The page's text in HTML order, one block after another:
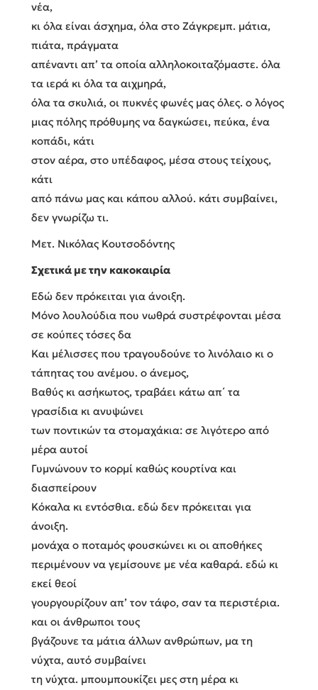
νέα,
κι όλα είναι άσχημα, όλα στο Ζάγκρεμπ. μάτια,
πιάτα, πράγματα
απέναντι απ’ τα οποία αλληλοκοιταζόμαστε. όλα
τα ιερά κι όλα τα αιχμηρά,
όλα τα σκυλιά, οι πυκνές φωνές μας όλες. ο λόγος
μιας πόλης πρόθυμης να δαγκώσει, πεύκα, ένα
κοπάδι, κάτι
στον αέρα, στο υπέδαφος, μέσα στους τείχους,
κάτι
από πάνω μας και κάπου αλλού. κάτι συμβαίνει,
δεν γνωρίζω τι.
Μετ. Νικόλας Κουτσοδόντης
Σχετικά με την κακοκαιρία
Εδώ δεν πρόκειται για άνοιξη.
Μόνο λουλούδια που νωθρά συστρέφονται μέσα
σε κούπες τόσες δα
Και μέλισσες που τραγουδούνε το λινόλαιο κι ο
τάπητας του ανέμου. ο άνεμος,
Βαθύς κι ασήκωτος, τραβάει κάτω απ΄ τα
γρασίδια κι ανυψώνει
των ποντικών τα στομαχάκια: σε λιγότερο από
μέρα αυτοί
Γυμνώνουν το κορμί καθώς κουρτίνα και
διασπείρουν
Κόκαλα κι εντόσθια. εδώ δεν πρόκειται για
άνοιξη.
μονάχα ο ποταμός φουσκώνει κι οι αποθήκες
περιμένουν να γεμίσουνε με νέα καθαρά. εδώ κι
εκεί θεοί
γουργουρίζουν απ’ τον τάφο, σαν τα περιστέρια.
και οι άνθρωποι τους
βγάζουνε τα μάτια άλλων ανθρώπων, μα τη
νύχτα, αυτό συμβαίνει
τη νύχτα. μπουμπουκίζει μες στη μέρα κι